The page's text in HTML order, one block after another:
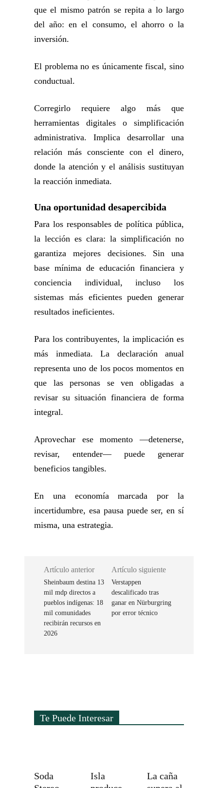
que el mismo patrón se repita a lo largo
del año: en el consumo, el ahorro o la
inversión.
El problema no es únicamente fiscal, sino
conductual.
Corregirlo requiere algo más que
herramientas digitales o simplificación
administrativa. Implica desarrollar una
relación más consciente con el dinero,
donde la atención y el análisis sustituyan
la reacción inmediata.
Una oportunidad desapercibida
Para los responsables de política pública,
la lección es clara: la simplificación no
garantiza mejores decisiones. Sin una
base mínima de educación financiera y
conciencia individual, incluso los
sistemas más eficientes pueden generar
resultados ineficientes.
Para los contribuyentes, la implicación es
más inmediata. La declaración anual
representa uno de los pocos momentos en
que las personas se ven obligadas a
revisar su situación financiera de forma
integral.
Aprovechar ese momento —detenerse,
revisar, entender— puede generar
beneficios tangibles.
En una economía marcada por la
incertidumbre, esa pausa puede ser, en sí
misma, una estrategia.
Artículo anterior
Sheinbaum destina 13
mil mdp directos a
pueblos indígenas: 18
mil comunidades
recibirán recursos en
2026
Artículo siguiente
Verstappen
descalificado tras
ganar en Nürburgring
por error técnico
Te Puede Interesar
Soda
Isla
La caña